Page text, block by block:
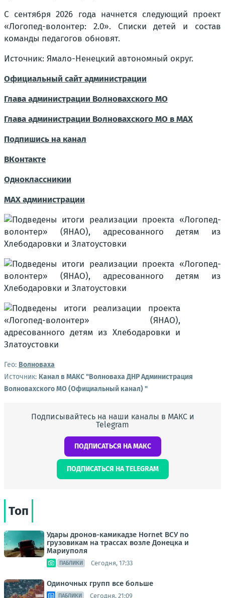
С сентября 2026 года начнется следующий проект
«Логопед-волонтер: 2.0». Списки детей и состав
команды педагогов обновят.
Источник: Ямало-Ненецкий автономный округ.
Официальный сайт администрации
Глава администрации Волновахского МО
Глава администрации Волновахского МО в МАХ
Подпишись на канал
ВКонтакте
Одноклассникии
MAX администрации
Гео: Волноваха
Источник: Канал в МАКС "Волноваха ДНР Администрация
Волновахского МО (Официальный канал) "
Подписывайтесь на наши каналы в МАКС и
Telegram
ПОДПИСАТЬСЯ НА МАКС
ПОДПИСАТЬСЯ НА TELEGRAM
Топ
Удары дронов-камикадзе Hornet ВСУ по
грузовикам на трассах возле Донецка и
Мариуполя
ПАБЛИКИ Сегодня, 17:33
Одиночных групп все больше
ПАБЛИКИ Сегодня, 21:09